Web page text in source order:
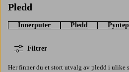
Pledd
Innerputer Pledd
Filtrer
Her finner du et stort utvalg av pledd i ulike